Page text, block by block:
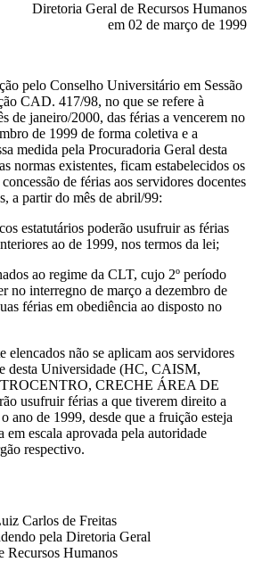
Diretoria Geral de Recursos Humanos
em 02 de março de 1999
pelo Conselho Universitário em Sessão
CAD. 417/98, no que se refere à
de janeiro/2000, das férias a vencerem no
de 1999 de forma coletiva e a
medida pela Procuradoria Geral desta
normas existentes, ficam estabelecidos os
de férias aos servidores docentes
a partir do mês de abril/99:
estatutários poderão usufruir as férias
ao de 1999, nos termos da lei;
ao regime da CLT, cujo 2º período
no interregno de março a dezembro de
férias em obediência ao disposto no
elencados não se aplicam aos servidores
desta Universidade (HC, CAISM,
CRECHE ÁREA DE
usufruir férias a que tiverem direito a
ano de 1999, desde que a fruição esteja
em escala aprovada pela autoridade
respectivo.
Carlos de Freitas
pela Diretoria Geral
Recursos Humanos